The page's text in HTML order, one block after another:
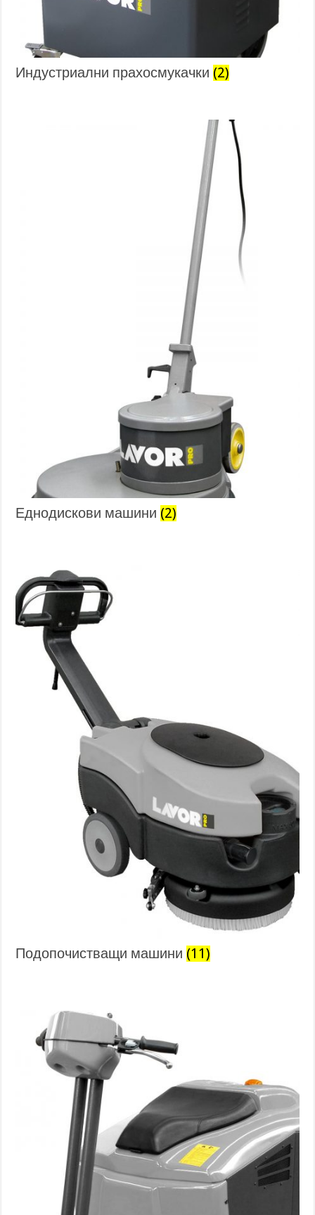
Индустриални прахосмукачки (2)
Еднодискови машини (2)
Подопочистващи машини (11)